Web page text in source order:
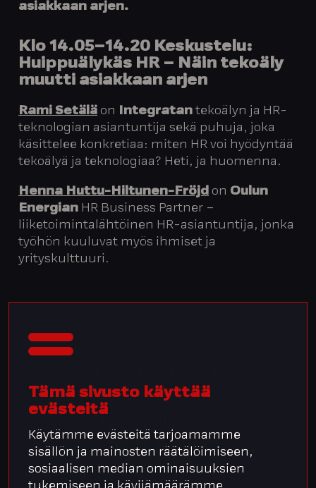
Tämä sivusto käyttää
evästeitä
Käytämme evästeitä tarjoamamme
sisällön ja mainosten räätälöimiseen,
sosiaalisen median ominaisuuksien
asiakkaan arjen.
Klo 14.05–14.20 Keskustelu:
Huippuälykäs HR – Näin tekoäly
muutti asiakkaan arjen
Rami Setälä on Integratantekoälyn ja HR-
teknologian asiantuntija sekä puhuja, joka
käsittelee konkretiaa: miten HR voi hyödyntää
tekoälyä ja teknologiaa? Heti, ja huomenna.
Henna Huttu-Hiltunen-Fröjd on Oulun
Energian HR Business Partner –
liiketoimintalähtöinen HR-asiantuntija, jonka
työhön kuuluvat myös ihmiset ja
yrityskulttuuri.